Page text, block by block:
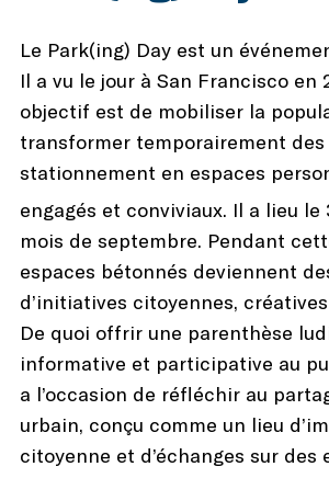
Le Park(ing) Day est un
Il a vu le jour à San Francisco en
objectif est de mobiliser la
transformer temporairement des
stationnement en espaces
engagés et conviviaux. Il a lieu le
mois de septembre. Pendant
espaces bétonnés deviennent
d’initiatives citoyennes,
De quoi offrir une parenthèse
informative et participative au
a l’occasion de réfléchir au
urbain, conçu comme un lieu
citoyenne et d’échanges sur des